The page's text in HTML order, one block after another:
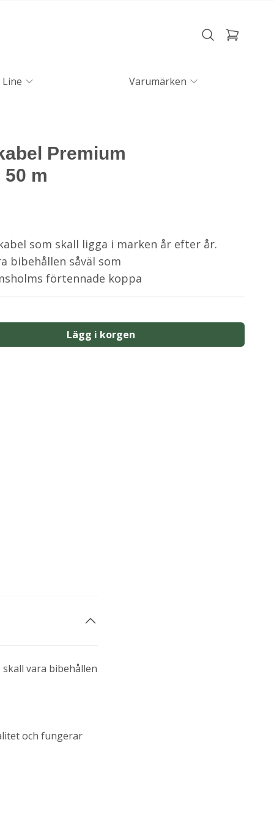
Line Varumärken
Premium
m
som skall ligga i marken år efter år.
bibehållen såväl som
förtennade koppa
Lägg i korgen
vara bibehållen
och fungerar